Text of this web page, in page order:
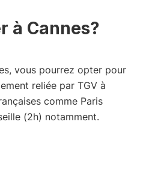
à Cannes?
vous pourrez opter pour
reliée par TGV à
comme Paris
(2h) notamment.